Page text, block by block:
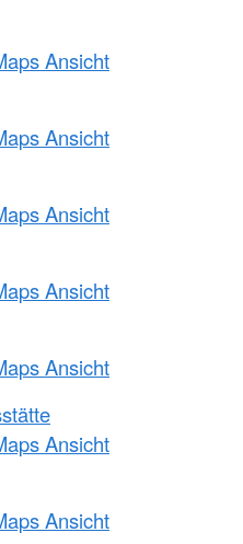
Ansicht
Ansicht
Ansicht
Ansicht
Ansicht
Ansicht
Ansicht